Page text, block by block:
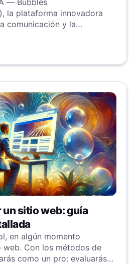
— Bubbles
la plataforma innovadora
comunicación y la
con éxito la
II, la certificación
en seguridad de la
sitio web: guía
en algún momento
web. Con los métodos de
como un pro: evaluarás